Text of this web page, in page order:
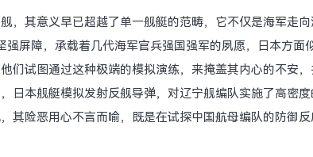
，其意义早已超越了单一舰艇的范畴，它不仅是海军走
强屏障，承载着几代海军官兵强国强军的夙愿，日本方面
们试图通过这种极端的模拟演练，来掩盖其内心的不安
日本舰艇模拟发射反舰导弹，对辽宁舰编队实施了高密度
其险恶用心不言而喻，既是在试探中国航母编队的防御